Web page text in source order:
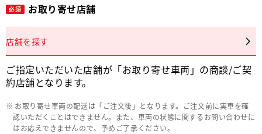
必須 お取り寄せ店舗
店舗を探す
ご指定いただいた店舗が「お取り寄せ車両」の商談/ご契
約店舗となります。
お取り寄せ車両の配送は「ご注文後」となります。ご注文前に実車を確
認いただくことはできません。また、車両の状態に関するお問い合わせに
はお応えできませんので、予めご了承ください。